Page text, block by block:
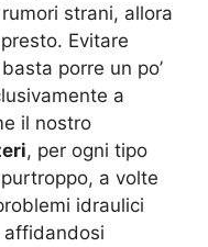
strani, allora
Evitare
porre un po’
a
il nostro
, per ogni tipo
a volte
idraulici
affidandosi